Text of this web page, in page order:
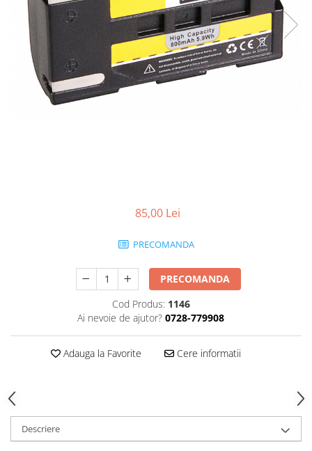
Smartwatch
85,00 Lei
PRECOMANDA
PRECOMANDA
Cod Produs: 1146
Ai nevoie de ajutor? 0728-779908
Adauga la Favorite Cere informatii
Descriere